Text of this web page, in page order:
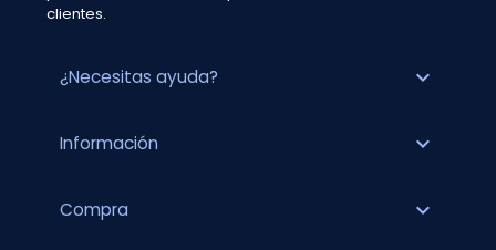
clientes.
¿Necesitas ayuda? expand_more
Información expand_more
Compra expand_more